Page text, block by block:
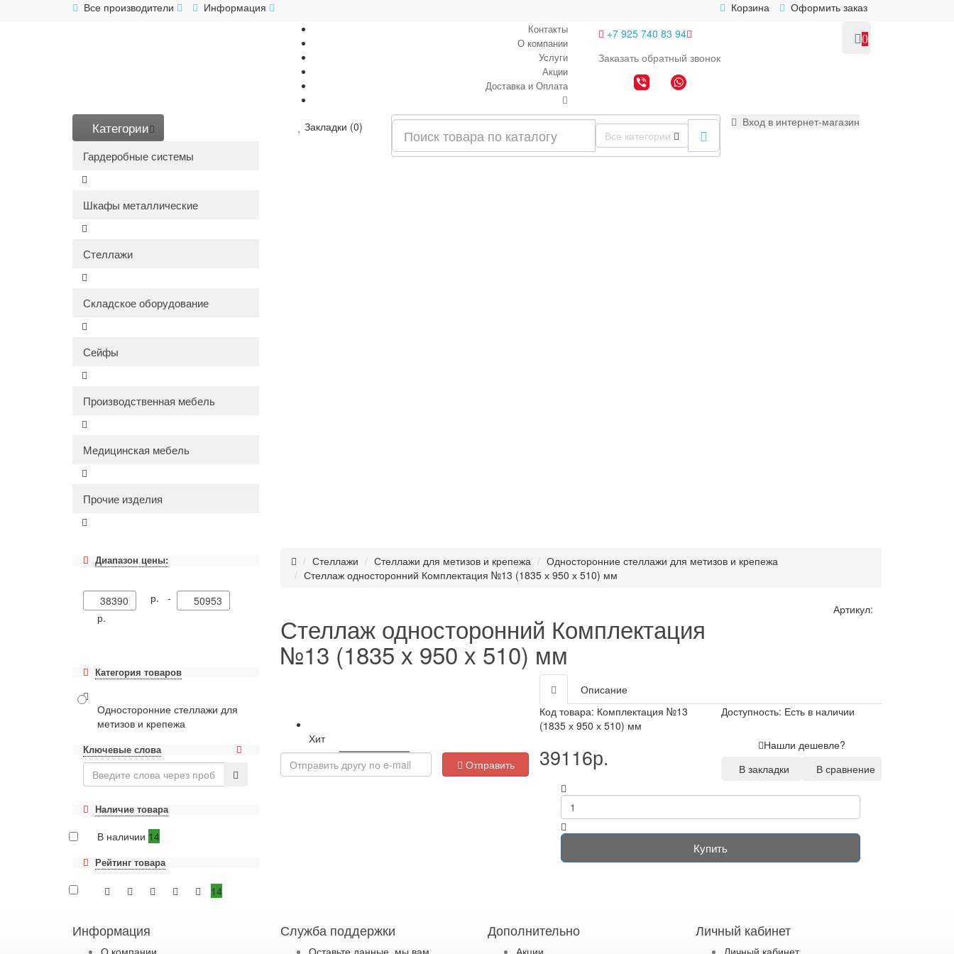
Корзина Оформить заказ
Все производители Информация
Контакты
О компании
Услуги
Акции
Доставка и Оплата
+7 925 740 83 94
Заказать обратный звонок
0
Категории
Гардеробные системы
Шкафы металлические
Стеллажи
Складское оборудование
Сейфы
Производственная мебель
Медицинская мебель
Прочие изделия
Закладки (0)
Все категории
Вход в интернет-магазин
Диапазон цены:
р. -
р.
Категория товаров
Односторонние стеллажи для
метизов и крепежа
Ключевые слова
Наличие товара
В наличии 14
Рейтинг товара
14
Стеллажи Стеллажи для метизов и крепежа
Односторонние стеллажи для метизов и крепежа
Стеллаж односторонний Комплектация №13 (1835 х 950 х 510) мм
Стеллаж односторонний Комплектация
№13 (1835 х 950 х 510) мм
Артикул:
Loading...
Хит
Отправить
Описание
Код товара: Комплектация №13
(1835 х 950 х 510) мм
Доступность: Есть в наличии
39116р.
Нашли дешевле?
В закладки
В сравнение
Купить
Информация
О компании
Служба поддержки
Оставьте данные, мы вам
Дополнительно
Акции
Личный кабинет
Личный кабинет